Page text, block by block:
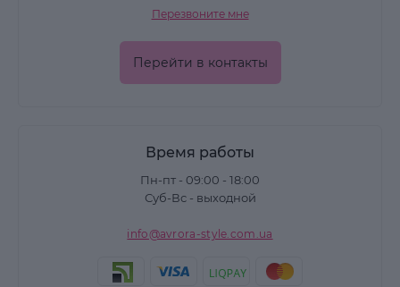
• быстросохнущие сушки для лака
Финишное – выполняет сразу несколько
функций: закрепляетлак для ногтей
придаёт глянец или матовость и продлевает
срок носки маникюра.
Перезвоните мне
Перейти в контакты
Время работы
Пн-пт - 09:00 - 18:00
Суб-Вс - выходной
info@avrora-style.com.ua